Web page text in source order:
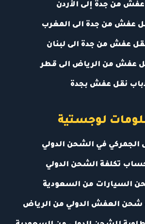
من جدة إلى الأردن
عفش من جدة الى المغرب
عفش من جدة الى لبنان
عفش من الرياض الى قطر
نقل عفش بجدة
لوجستية
الجمركي في الشحن الدولي
تكلفة الشحن الدولي
السيارات من السعودية
شحن العفش الدولي من الرياض